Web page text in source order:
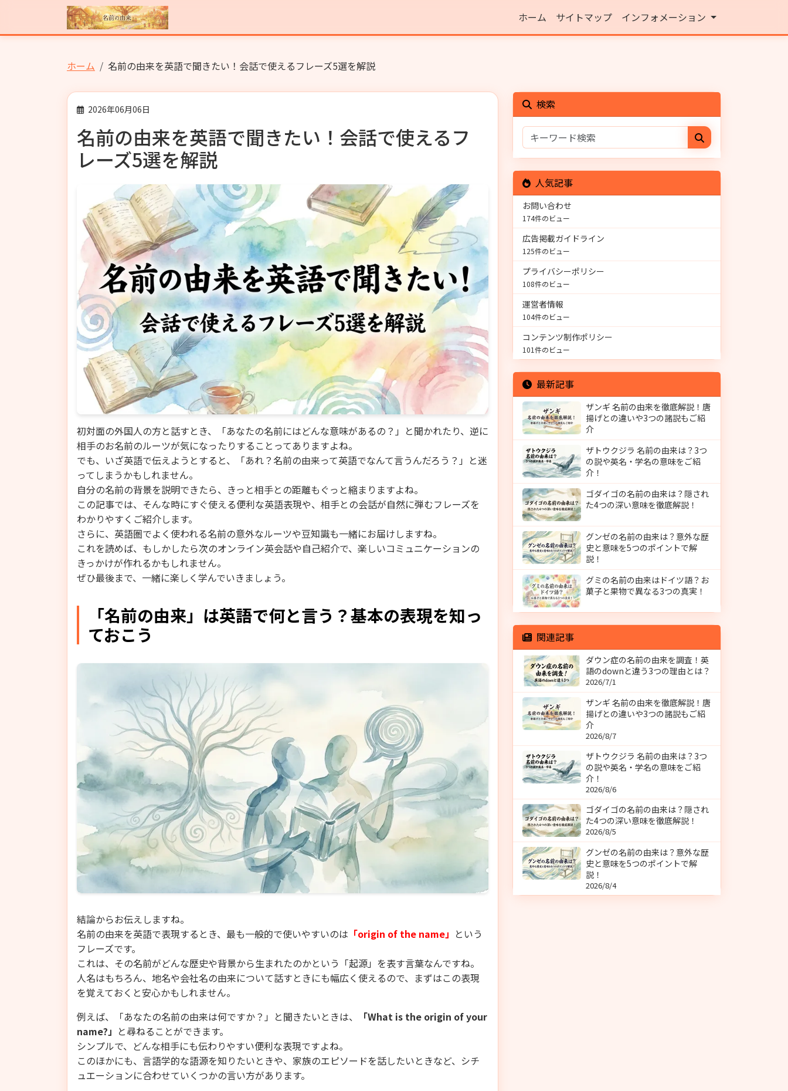
ホーム サイトマップ インフォメーション
ホーム 名前の由来を英語で聞きたい！会話で使えるフレーズ5選を解説
2026年06月06日
名前の由来を英語で聞きたい！会話で使えるフ
レーズ5選を解説
初対面の外国人の方と話すとき、「あなたの名前にはどんな意味があるの？」と聞かれたり、逆に
相手のお名前のルーツが気になったりすることってありますよね。
でも、いざ英語で伝えようとすると、「あれ？名前の由来って英語でなんて言うんだろう？」と迷
ってしまうかもしれません。
自分の名前の背景を説明できたら、きっと相手との距離もぐっと縮まりますよね。
この記事では、そんな時にすぐ使える便利な英語表現や、相手との会話が自然に弾むフレーズを
わかりやすくご紹介します。
さらに、英語圏でよく使われる名前の意外なルーツや豆知識も一緒にお届けしますね。
これを読めば、もしかしたら次のオンライン英会話や自己紹介で、楽しいコミュニケーションの
きっかけが作れるかもしれません。
ぜひ最後まで、一緒に楽しく学んでいきましょう。
「名前の由来」は英語で何と言う？基本の表現を知っ
ておこう
結論からお伝えしますね。
名前の由来を英語で表現するとき、最も一般的で使いやすいのは 「origin of the name」 という
フレーズです。
これは、その名前がどんな歴史や背景から生まれたのかという「起源」を表す言葉なんですね。
人名はもちろん、地名や会社名の由来について話すときにも幅広く使えるので、まずはこの表現
を覚えておくと安心かもしれません。
例えば、「あなたの名前の由来は何ですか？」と聞きたいときは、
「What is the origin of your
name?」 と尋ねることができます。
シンプルで、どんな相手にも伝わりやすい便利な表現ですよね。
このほかにも、言語学的な語源を知りたいときや、家族のエピソードを話したいときなど、シチ
ュエーションに合わせていくつかの言い方があります。
検索
人気記事
お問い合わせ
174件のビュー
広告掲載ガイドライン
125件のビュー
プライバシーポリシー
108件のビュー
運営者情報
104件のビュー
コンテンツ制作ポリシー
101件のビュー
最新記事
ザンギ 名前の由来を徹底解説！唐
揚げとの違いや3つの諸説もご紹
介
ザトウクジラ 名前の由来は？3つ
の説や英名・学名の意味をご紹
介！
ゴダイゴの名前の由来は？隠され
た4つの深い意味を徹底解説！
グンゼの名前の由来は？意外な歴
史と意味を5つのポイントで解
説！
グミの名前の由来はドイツ語？お
菓子と果物で異なる3つの真実！
関連記事
ダウン症の名前の由来を調査！英
語のdownと違う3つの理由とは？
2026/7/1
ザンギ 名前の由来を徹底解説！唐
揚げとの違いや3つの諸説もご紹
介
2026/8/7
ザトウクジラ 名前の由来は？3つ
の説や英名・学名の意味をご紹
介！
2026/8/6
ゴダイゴの名前の由来は？隠され
た4つの深い意味を徹底解説！
2026/8/5
グンゼの名前の由来は？意外な歴
史と意味を5つのポイントで解
説！
2026/8/4